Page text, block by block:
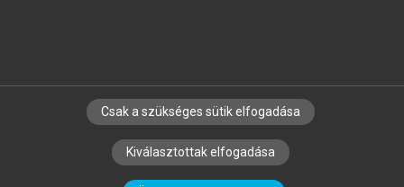
SZERZŐKNEK CÉGEKNEK KÖNYVTÁROSOKNAK
SZERKESZTÉSI ÉS LEKTORÁLÁSI ALAPELVEK
Csak a szükséges sütik elfogadása
Kiválasztottak elfogadása